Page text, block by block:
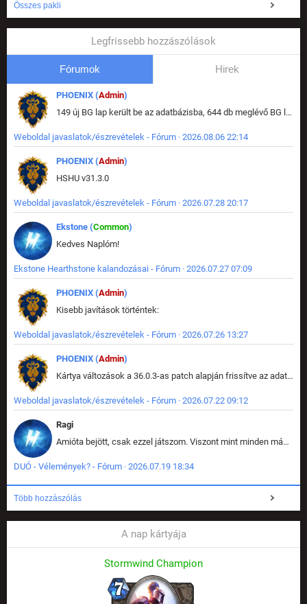
Összes pakli
Legfrissebb hozzászólások
Fórumok Hirek
PHOENIX (Admin)
149 új BG lap került be az adatbázisba, 644 db meglévő BG lap módosult, bekerültek az új képek a megváltozott lapokhoz is.
Weboldal javaslatok/észrevételek - Fórum · 2026.08.06 22:14
PHOENIX (Admin)
HSHU v31.3.0
Weboldal javaslatok/észrevételek - Fórum · 2026.07.28 20:17
Ekstone (Common)
Kedves Naplóm!
Ekstone Hearthstone kalandozásai - Fórum · 2026.07.27 07:09
PHOENIX (Admin)
Kisebb javítások történtek:
Weboldal javaslatok/észrevételek - Fórum · 2026.07.26 13:27
PHOENIX (Admin)
Kártya változások a 36.0.3-as patch alapján frissítve az adatbázisban (képek is cserélve).
Weboldal javaslatok/észrevételek - Fórum · 2026.07.22 09:12
Ragi
Amióta bejött, csak ezzel játszom. Viszont mint minden más - akár az alapjáték is, ez is baromira összetett lett. Néha már pár kör után is esélytelen az egész. Vagy irreállisan túltápol valaki, vagy lelép a partner, vagy csak hülye mint a segg. És amikor eljönne az én időm, na akkor jön el mindenki másé is. Engem jobban érdekelne, hogy ki milyen ratingen szokott játszani. Na ez lenne egy érdekes adat.
DUÓ - Vélemények? - Fórum · 2026.07.19 18:34
Több hozzászólás
A nap kártyája
Stormwind Champion